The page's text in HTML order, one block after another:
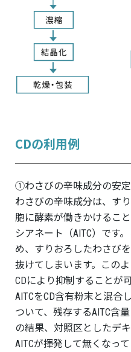
CDの利用例
①わさびの辛味成分の安
わさびの辛味成分は、す
胞に酵素が働きかけるこ
シアネート（AITC）です
め、すりおろしたわさび
抜けてしまいます。この
CDにより抑制することが可
AITCをCD含有粉末と混合
ついて、残存するAITC含
の結果、対照区としたデ
AITCが揮発して無くなっ